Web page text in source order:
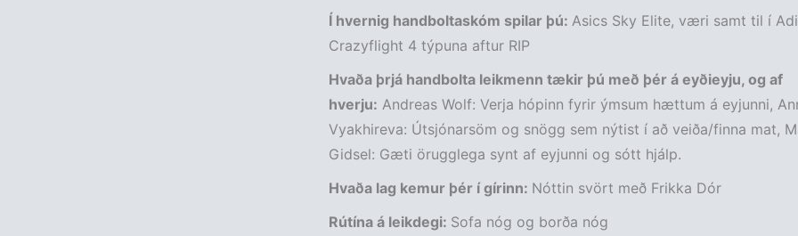
Í hvernig handboltaskóm spilar þú: Asics Sky Elite, væri samt til í
Crazyflight 4 týpuna aftur RIP
Hvaða þrjá handbolta leikmenn tækir þú með þér á eyðieyju, og af
hverju: Andreas Wolf: Verja hópinn fyrir ýmsum hættum á eyjunni,
Vyakhireva: Útsjónarsöm og snögg sem nýtist í að veiða/finna mat,
Gidsel: Gæti örugglega synt af eyjunni og sótt hjálp.
Hvaða lag kemur þér í gírinn: Nóttin svört með Frikka Dór
Rútína á leikdegi: Sofa nóg og borða nóg